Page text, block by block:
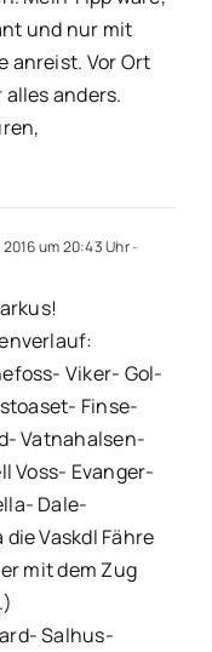
und nur mit
anreist. Vor Ort
anders.
um 20:43 Uhr-
Viker- Gol-
Finse-
Vatnahalsen-
Voss- Evanger-
Dale-
Vaskdl Fähre
mit dem Zug
Salhus-